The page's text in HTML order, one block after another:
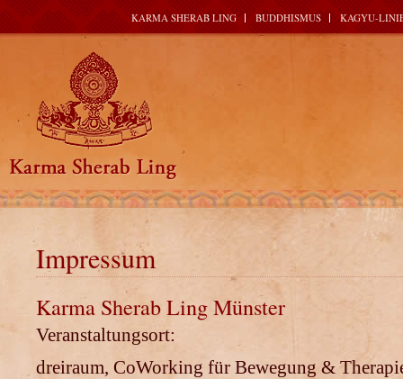
KARMA SHERAB LING BUDDHISMUS KAGYU-
Impressum
Karma Sherab Ling Münster
Veranstaltungsort:
dreiraum, CoWorking für Bewegung &